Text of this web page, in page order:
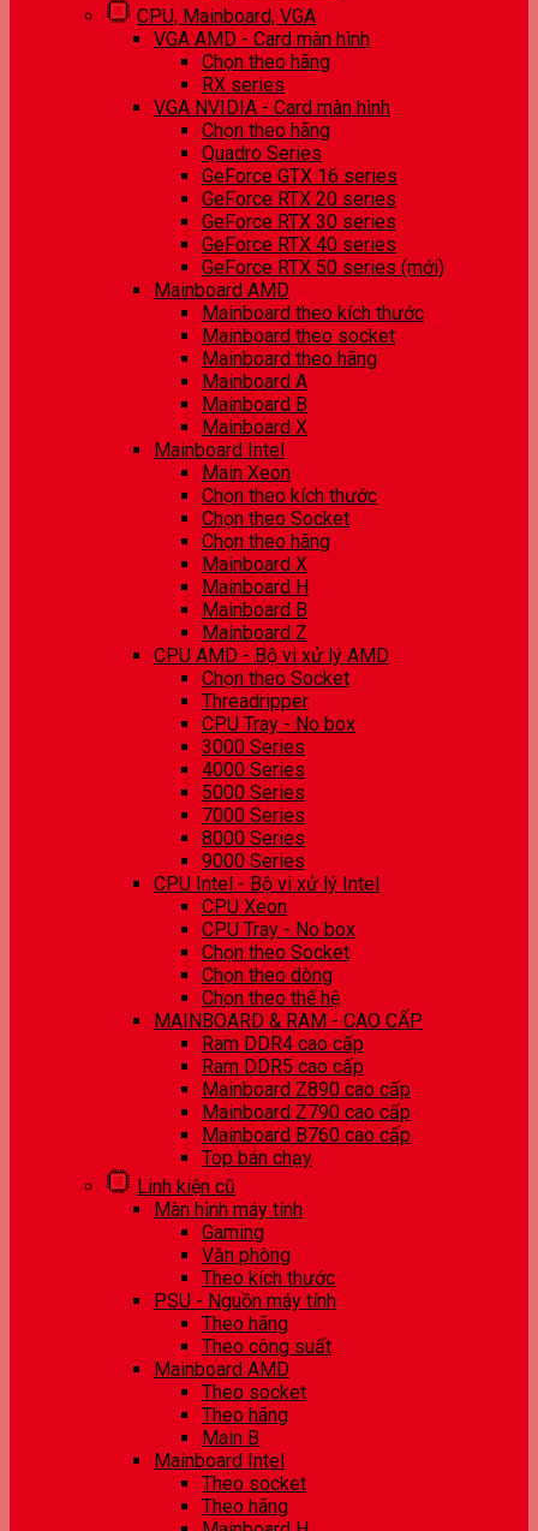
CPU, Mainboard, VGA
VGA AMD - Card màn hình
Chọn theo hãng
RX series
VGA NVIDIA - Card màn hình
Chọn theo hãng
Quadro Series
GeForce GTX 16 series
GeForce RTX 20 series
GeForce RTX 30 series
GeForce RTX 40 series
GeForce RTX 50 series (mới)
Mainboard AMD
Mainboard theo kích thước
Mainboard theo socket
Mainboard theo hãng
Mainboard A
Mainboard B
Mainboard X
Mainboard Intel
Main Xeon
Chọn theo kích thước
Chọn theo Socket
Chọn theo hãng
Mainboard X
Mainboard H
Mainboard B
Mainboard Z
CPU AMD - Bộ vi xử lý AMD
Chọn theo Socket
Threadripper
CPU Tray - No box
3000 Series
4000 Series
5000 Series
7000 Series
8000 Series
9000 Series
CPU Intel - Bộ vi xử lý Intel
CPU Xeon
CPU Tray - No box
Chọn theo Socket
Chọn theo dòng
Chọn theo thế hệ
MAINBOARD & RAM - CAO CẤP
Ram DDR4 cao cấp
Ram DDR5 cao cấp
Mainboard Z890 cao cấp
Mainboard Z790 cao cấp
Mainboard B760 cao cấp
Top bán chạy
Linh kiện cũ
Màn hình máy tính
Gaming
Văn phòng
Theo kích thước
PSU - Nguồn máy tính
Theo hãng
Theo công suất
Mainboard AMD
Theo socket
Theo hãng
Main B
Mainboard Intel
Theo socket
Theo hãng